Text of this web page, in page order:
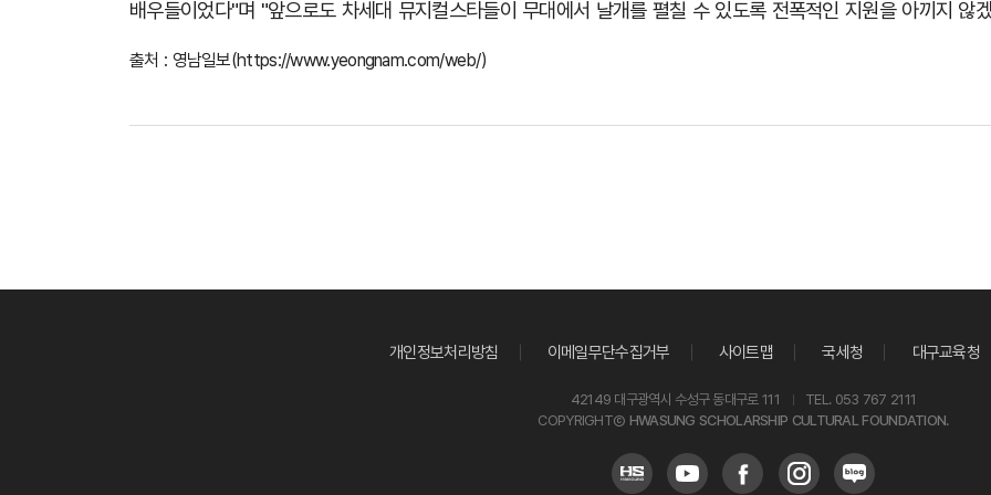
배우들이었다"며 "앞으로도 차세대 뮤지컬스타들이 무대에서 날개를 펼칠 수 있도록 전폭적인 지원을 아끼지 않
출처 : 영남일보(https://www.yeongnam.com/web/)
개인정보처리방침 이메일무단수집거부 사이트맵 국세청 대구교육청
42149 대구광역시 수성구 동대구로 111
TEL. 053 767 2111
COPYRIGHTⒸ HWASUNG SCHOLARSHIP CULTURAL FOUNDATION.